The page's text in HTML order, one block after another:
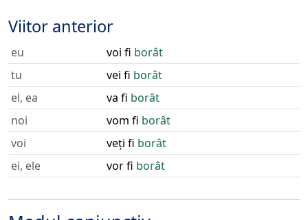
Viitor anterior
eu voi fi borât
tu
vei fi borât
el, ea
va fi borât
noi
vom fi borât
voi
veți fi borât
ei, ele
vor fi borât